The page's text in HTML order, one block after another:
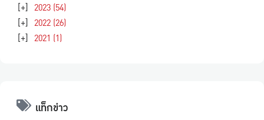
[+] 2023 (54)
[+] 2022 (26)
[+] 2021 (1)
แท็กข่าว